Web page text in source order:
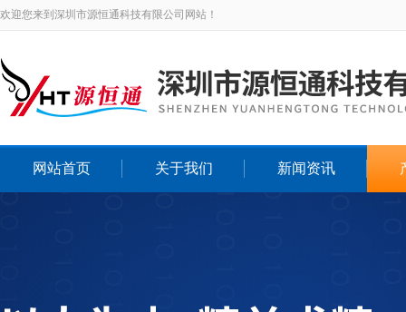
欢迎您来到深圳市源恒通科技有限公司网站！
网站首页 关于我们 新闻资讯